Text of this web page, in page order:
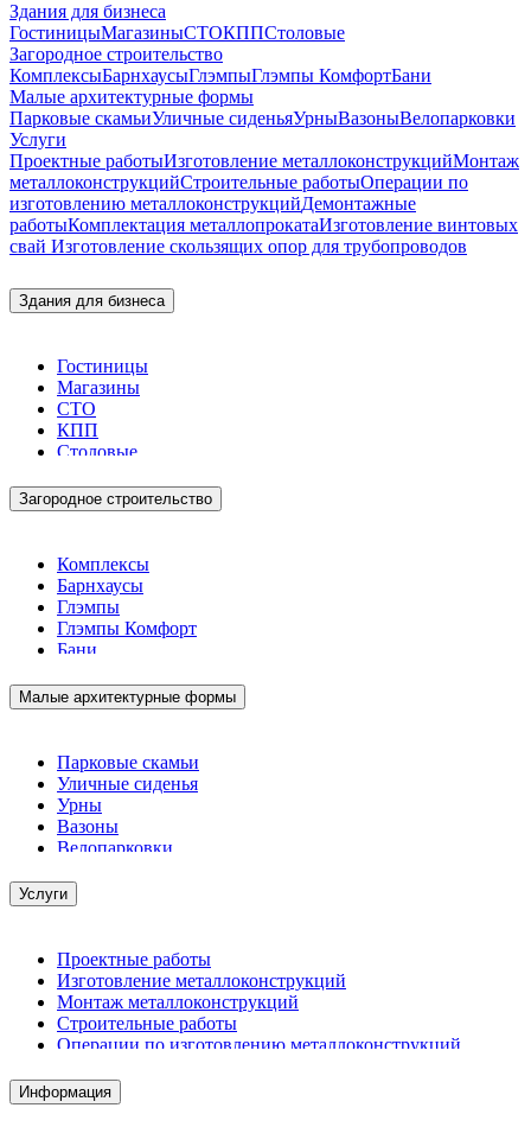
Здания для бизнеса
ГостиницыМагазиныСТОКППСтоловые
Загородное строительство
КомплексыБарнхаусыГлэмпыГлэмпы КомфортБани
Малые архитектурные формы
Парковые скамьиУличные сиденьяУрныВазоныВелопарковки
Услуги
Проектные работыИзготовление металлоконструкцийМонтаж
металлоконструкцийСтроительные работыОперации по
изготовлению металлоконструкцийДемонтажные
работыКомплектация металлопрокатаИзготовление винтовых
свай Изготовление скользящих опор для трубопроводов
Здания для бизнеса
Гостиницы
Магазины
СТО
КПП
Столовые
Загородное строительство
Комплексы
Барнхаусы
Глэмпы
Глэмпы Комфорт
Бани
Малые архитектурные формы
Парковые скамьи
Уличные сиденья
Урны
Вазоны
Велопарковки
Услуги
Проектные работы
Изготовление металлоконструкций
Монтаж металлоконструкций
Строительные работы
Операции по изготовлению металлоконструкций
Комплектация металлопроката
Изготовление винтовых свай
Информация